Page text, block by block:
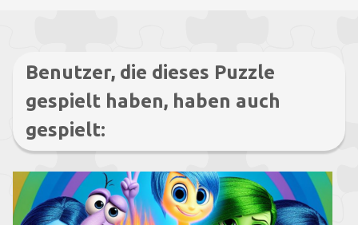
Benutzer, die dieses Puzzle
gespielt haben, haben auch
gespielt: